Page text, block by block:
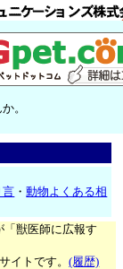
。
言 ・動物よくある相
「獣医師に広報す
イトです。(履歴)